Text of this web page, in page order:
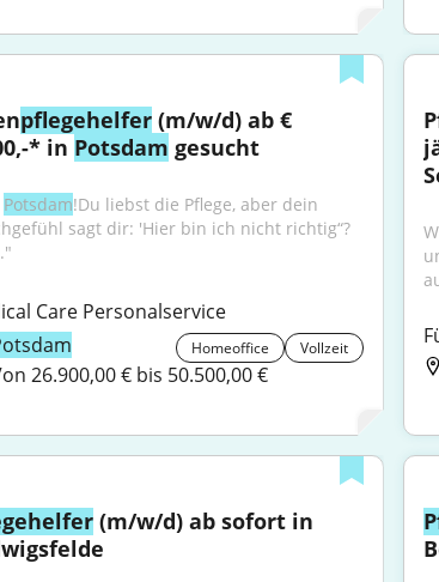
pflegehelfer (m/w/d) ab €
* in Potsdam gesucht
Potsdam!Du liebst die Pflege, aber dein
sagt dir: 'Hier bin ich nicht richtig“?
Care Personalservice
Homeoffice Vollzeit
26.900,00 € bis 50.500,00 €
(m/w/d) ab sofort in